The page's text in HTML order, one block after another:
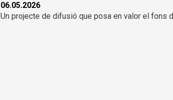
06.05.2026
Un projecte de difusió que posa en valor el fons